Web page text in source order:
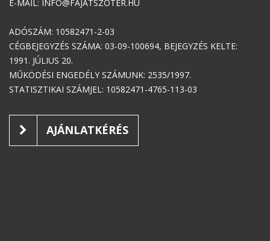
E-MAIL: INFO@FAJATSZOTER.HU
ADÓSZÁM: 10582471-2-03
CÉGBEJEGYZÉS SZÁMA: 03-09-100694, BEJEGYZÉS KELTE:
1991. JÚLIUS 20.
MŰKÖDÉSI ENGEDÉLY SZÁMUNK: 2535/1997.
STATISZTIKAI SZÁMJEL: 10582471-4765-113-03
AJÁNLATKÉRÉS